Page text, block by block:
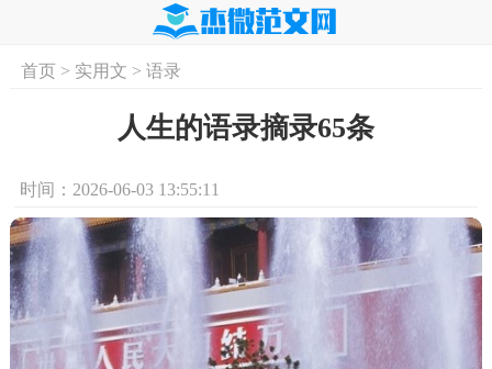
首页 实用文
首页> 实用文 > 语录
人生的语录摘录65条
时间：2026-06-03 13:55:11